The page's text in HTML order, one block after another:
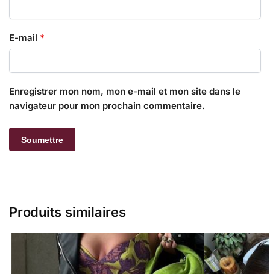
E-mail *
Enregistrer mon nom, mon e-mail et mon site dans le
navigateur pour mon prochain commentaire.
Produits similaires